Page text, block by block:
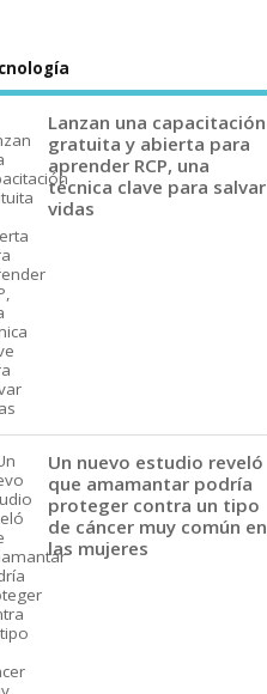
Lanzan una capacitación
gratuita y abierta para
aprender RCP, una
técnica clave para salvar
vidas
Un nuevo estudio reveló
que amamantar podría
proteger contra un tipo
de cáncer muy común en
las mujeres